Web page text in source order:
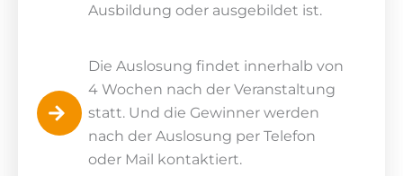
Ausbildung oder ausgebildet ist.
Die Auslosung findet innerhalb von
4 Wochen nach der Veranstaltung
statt. Und die Gewinner werden
nach der Auslosung per Telefon
oder Mail kontaktiert.